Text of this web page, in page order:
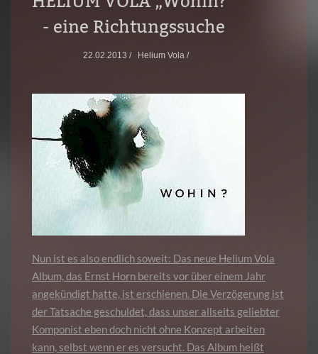
- eine Richtungssuche
22.02.2013 / Helium Vola /
Nun ist es also endlich soweit: Das neue Helium Vola
Album, das Ernst Horn bereits vor über einem Jahr
angekündigt hatte, ist erschienen. Die Verzögerung ist
der Tatsache geschuldet, dass unser allseits geliebter
Komponist eben doch nicht ohne Konzept arbeiten
kann, selbst wenn er es versucht. Das Album heißt